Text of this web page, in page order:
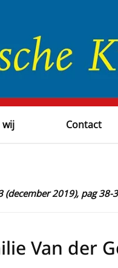
wij Contact
2019), pag 38-
Van der